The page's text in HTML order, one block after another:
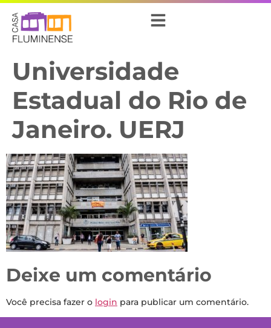
Universidade
Estadual do Rio de
Janeiro. UERJ
Deixe um comentário
Você precisa fazer o login para publicar um comentário.